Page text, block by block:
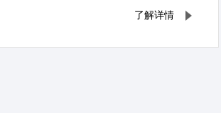
了解详情